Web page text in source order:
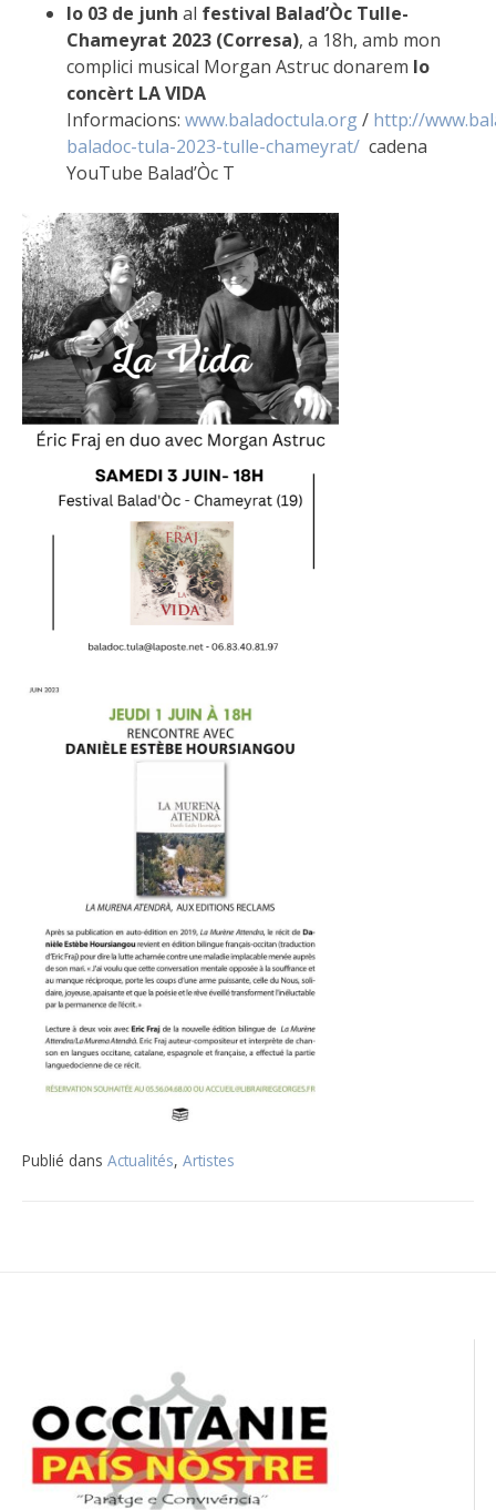
lo 03 de junh al festival Balad’Òc Tulle-
Chameyrat 2023 (Corresa), a 18h, amb mon
complici musical Morgan Astruc donarem lo
concèrt LA VIDA
Informacions: www.baladoctula.org/ http://
baladoc-tula-2023-tulle-chameyrat/ ‌ cadena
YouTube Balad’Òc T
Publié dans Actualités, Artistes